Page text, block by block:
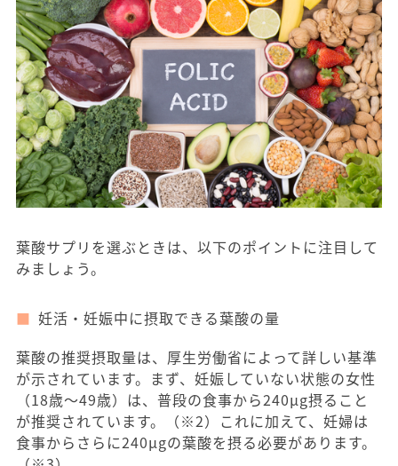
葉酸サプリを選ぶときは、以下のポイントに注目して
みましょう。
妊活・妊娠中に摂取できる葉酸の量
葉酸の推奨摂取量は、厚生労働省によって詳しい基準
が示されています。まず、妊娠していない状態の女性
（18歳〜49歳）は、普段の食事から240μg摂ること
が推奨されています。（※2）これに加えて、妊婦は
食事からさらに240μgの葉酸を摂る必要があります。